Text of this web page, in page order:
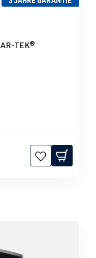
5 von 5 Sternen
TEK®